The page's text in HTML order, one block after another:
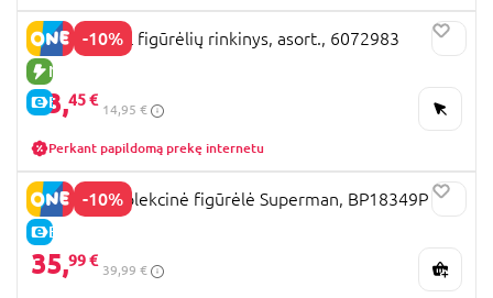
-10%
NAUJA PREKĖ
E-KAINA
PAW PATROL figūrėlių rinkinys, asort., 6072983
13,45 €
14,95 €
Perkant papildomą prekę internetu
-10%
E-KAINA
Q POSKET kolekcinė figūrėlė Superman, BP18349P
35,99 €
39,99 €